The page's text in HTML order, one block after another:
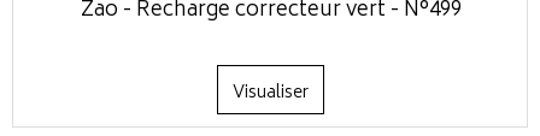
Zao - Recharge correcteur vert - N°499
Visualiser